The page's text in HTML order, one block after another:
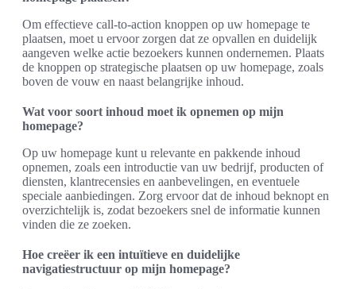
Om effectieve call-to-action knoppen op uw homepage te
plaatsen, moet u ervoor zorgen dat ze opvallen en duidelijk
aangeven welke actie bezoekers kunnen ondernemen. Plaats
de knoppen op strategische plaatsen op uw homepage, zoals
boven de vouw en naast belangrijke inhoud.
Wat voor soort inhoud moet ik opnemen op mijn
homepage?
Op uw homepage kunt u relevante en pakkende inhoud
opnemen, zoals een introductie van uw bedrijf, producten of
diensten, klantrecensies en aanbevelingen, en eventuele
speciale aanbiedingen. Zorg ervoor dat de inhoud beknopt en
overzichtelijk is, zodat bezoekers snel de informatie kunnen
vinden die ze zoeken.
Hoe creëer ik een intuïtieve en duidelijke
navigatiestructuur op mijn homepage?